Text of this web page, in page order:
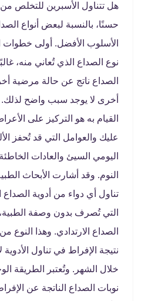
هل تتناول الأسبرين للتخلص
حسنًا، بالنسبة لبعض أنواع
الأسلوب الأفضل. أولى خطوات
نوع الصداع الذي تُعاني منه،
الصداع ناتج عن حالة مرضية
أخرى لا يوجد سبب واضح
القيام به هو التركيز على
عليك والعوامل التي قد تُحفز
اليومي السيئ والعادات
النوم. وقد أشارت الأبحاث
تناول أي دواء من أدوية
التي تُصرف بدون وصفة
الصداع الارتدادي. وهذا النوع
خلال الشهر. وتُعتبر الطريقة
نوبات الصداع الناتجة عن